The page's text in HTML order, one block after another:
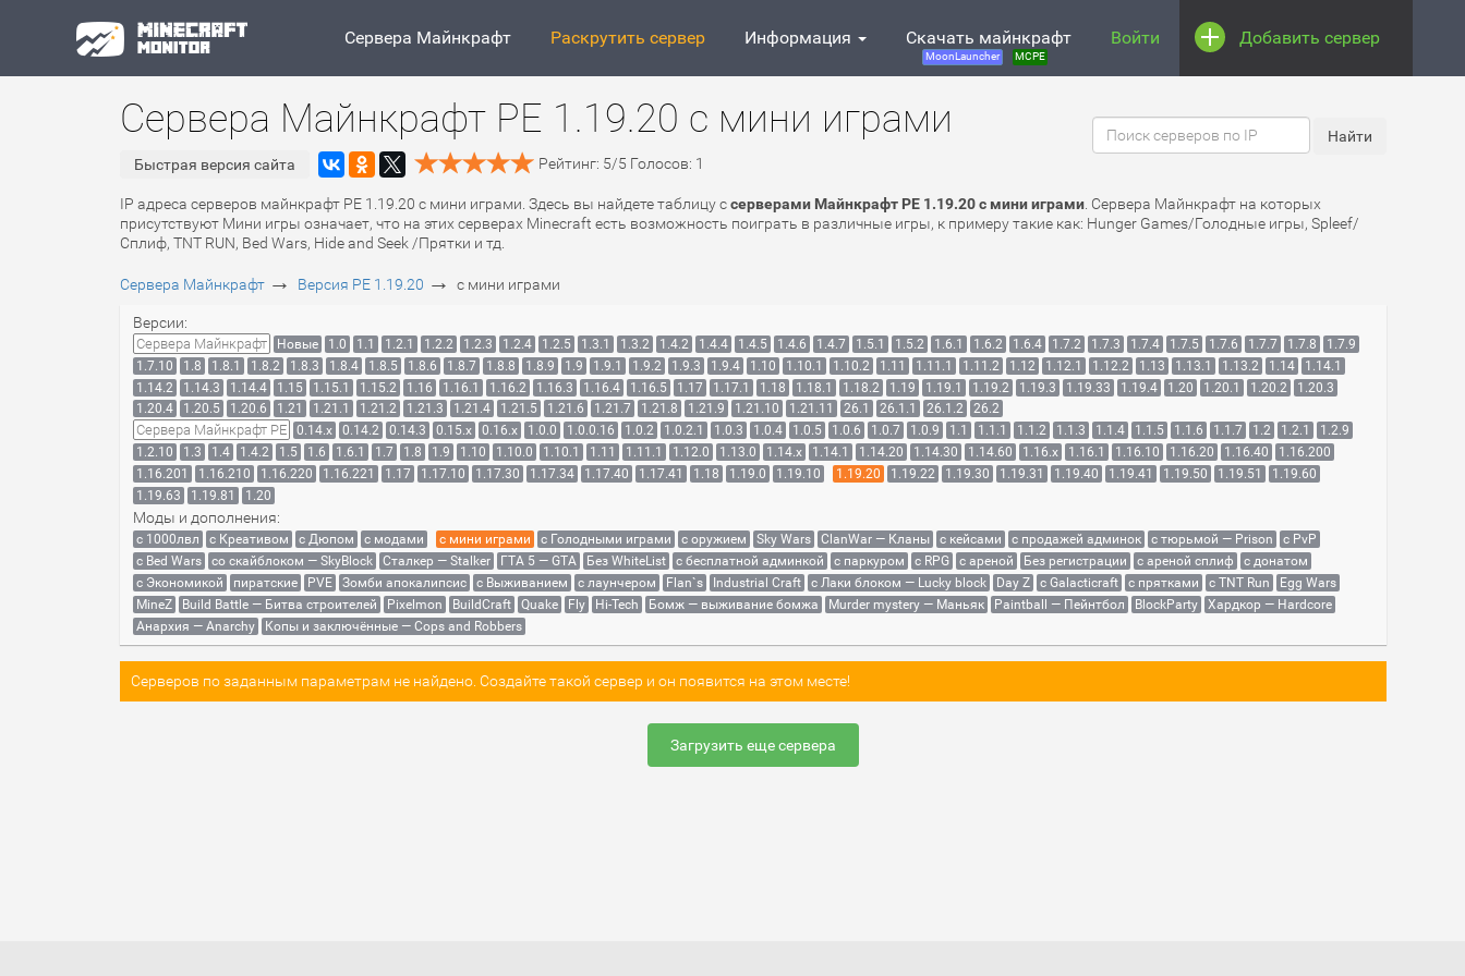
Сервера Майнкрафт Раскрутить сервер Информация Скачать майнкрафт
MoonLauncher MCPE
Войти Добавить сервер
Сервера Майнкрафт PE 1.19.20 с мини играми
Быстрая версия сайта Рейтинг: 5/5 Голосов: 1
IP адреса серверов майнкрафт PE 1.19.20 с мини играми. Здесь вы найдете таблицу ссерверами Майнкрафт PE 1.19.20 с мини играми . Сервера Майнкрафт на которых
присутствуют Мини игры означает, что на этих серверах Minecraft есть возможность поиграть в различные игры, к примеру такие как: Hunger Games/Голодные игры, Spleef/
Сплиф, TNT RUN, Bed Wars, Hide and Seek /Прятки и тд.
Сервера Майнкрафт → Версия PE 1.19.20 → с мини играми
Версии:
Сервера Майнкрафт Новые 1.0 1.1 1.2.1 1.2.2 1.2.3 1.2.4 1.2.5 1.3.1 1.3.2 1.4.2 1.4.4 1.4.5 1.4.6 1.4.7 1.5.1 1.5.2 1.6.1 1.6.2 1.6.4 1.7.2 1.7.3 1.7.4 1.7.5 1.7.6 1.7.7 1.7.8
1.7.9
1.7.10
1.8 1.8.1 1.8.2 1.8.3 1.8.4 1.8.5 1.8.6 1.8.7 1.8.8 1.8.9 1.9 1.9.1 1.9.2 1.9.3 1.9.4 1.10 1.10.1 1.10.2 1.11 1.11.1 1.11.2 1.12 1.12.1 1.12.2 1.13 1.13.1 1.13.2 1.14
1.14.1
1.14.2
1.14.3 1.14.4 1.15 1.15.1 1.15.2 1.16 1.16.1 1.16.2 1.16.3 1.16.4 1.16.5 1.17 1.17.1 1.18 1.18.1 1.18.2 1.19 1.19.1 1.19.2 1.19.3 1.19.33 1.19.4 1.20 1.20.1 1.20.2
1.20.3
1.20.4
1.20.5 1.20.6 1.21 1.21.1 1.21.2 1.21.3 1.21.4 1.21.5 1.21.6 1.21.7 1.21.8 1.21.9 1.21.10 1.21.11 26.1 26.1.1 26.1.2 26.2
Сервера Майнкрафт PE 0.14.x 0.14.2 0.14.3 0.15.x 0.16.x 1.0.0 1.0.0.16 1.0.2 1.0.2.1 1.0.3 1.0.4 1.0.5 1.0.6 1.0.7 1.0.9 1.1 1.1.1 1.1.2 1.1.3 1.1.4 1.1.5 1.1.6 1.1.7 1.2 1.2.1
1.2.9
1.2.10
1.3 1.4 1.4.2 1.5 1.6 1.6.1 1.7 1.8 1.9 1.10 1.10.0 1.10.1 1.11 1.11.1 1.12.0 1.13.0 1.14.x 1.14.1 1.14.20 1.14.30 1.14.60 1.16.x 1.16.1 1.16.10 1.16.20 1.16.40
1.16.200
1.16.201
1.16.210 1.16.220 1.16.221 1.17 1.17.10 1.17.30 1.17.34 1.17.40 1.17.41 1.18 1.19.0 1.19.10 1.19.20 1.19.22 1.19.30 1.19.31 1.19.40 1.19.41 1.19.50 1.19.51
1.19.60
1.19.63
1.19.81 1.20
Моды и дополнения:
с 1000лвл c Креативом с Дюпом с модами с мини играми с Голодными играми с оружием Sky Wars ClanWar — Кланы с кейсами с продажей админок с тюрьмой — Prison
с PvP
с Bed Wars
со скайблоком — SkyBlock Сталкер — Stalker ГТА 5 — GTA Без WhiteList с бесплатной админкой с паркуром с RPG с ареной Без регистрации с ареной сплиф
с донатом
с Экономикой
пиратские PVE Зомби апокалипсис с Выживанием с лаунчером Flan`s Industrial Craft с Лаки блоком — Lucky block Day Z с Galacticraft с прятками с TNT Run
Egg Wars
MineZ
Build Battle — Битва строителей Pixelmon BuildCraft Quake Fly Hi-Tech Бомж — выживание бомжа Murder mystery — Маньяк Paintball — Пейнтбол BlockParty
Хардкор — Hardcore
Анархия — Anarchy
Копы и заключённые — Cops and Robbers
Серверов по заданным параметрам не найдено. Создайте такой сервер и он появится на этом месте!
Загрузить еще сервера